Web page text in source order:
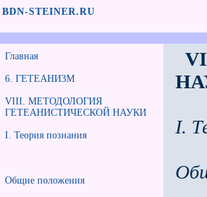
BDN-STEINER.RU
Главная
6. ГЕТЕАНИ3М
VIII. МЕТОДОЛОГИЯ
ГЕТЕАНИСТИЧЕСКОЙ НАУКИ
I. Теория познания
Общие положения
I.